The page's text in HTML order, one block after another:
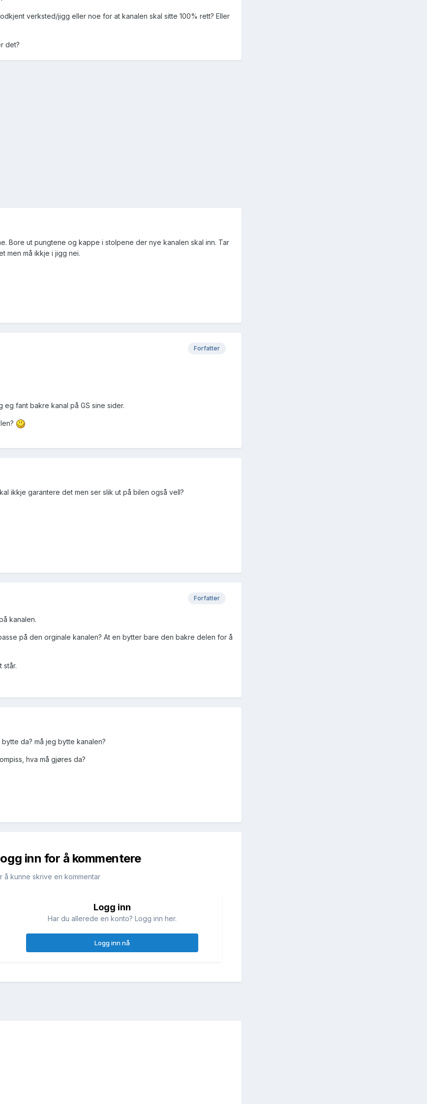
verksted/jigg eller noe for at kanalen skal sitte 100% rett? Eller
det?
Bore ut pungtene og kappe i stolpene der nye kanalen skal inn. Tar
men må ikkje i jigg nei.
Forfatter
fant bakre kanal på GS sine sider.
ikkje garantere det men ser slik ut på bilen også vell?
Forfatter
kanalen.
på den orginale kanalen? At en bytter bare den bakre delen for å
står.
da? må jeg bytte kanalen?
hva må gjøres da?
inn for å kommentere
kunne skrive en kommentar
Logg inn
Har du allerede en konto? Logg inn her.
Logg inn nå